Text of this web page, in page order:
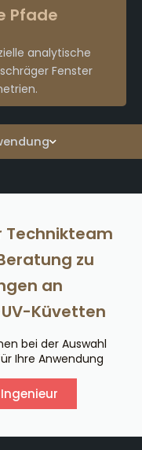
Pfade
analytische
Fenster
Technikteam
zu
an
Küvetten
bei der Auswahl
Ihre Anwendung